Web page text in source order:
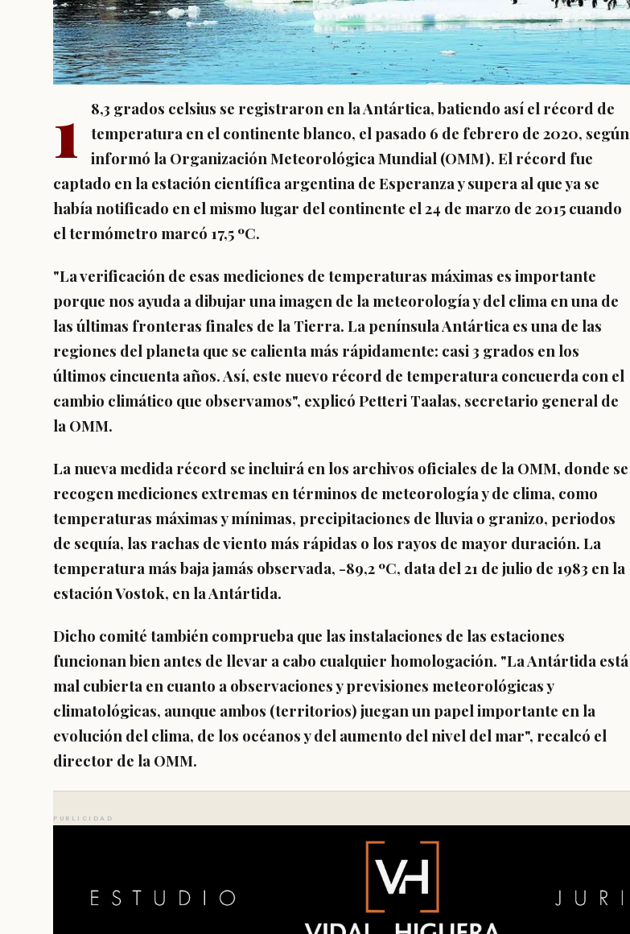
1
8,3 grados celsius se registraron en la Antártica, batiendo así el récord de
temperatura en el continente blanco, el pasado 6 de febrero de 2020, según
informó la Organización Meteorológica Mundial (OMM). El récord fue
captado en la estación científica argentina de Esperanza y supera al que ya se
había notificado en el mismo lugar del continente el 24 de marzo de 2015 cuando
el termómetro marcó 17,5 ºC.
"La verificación de esas mediciones de temperaturas máximas es importante
porque nos ayuda a dibujar una imagen de la meteorología y del clima en una de
las últimas fronteras finales de la Tierra. La península Antártica es una de las
regiones del planeta que se calienta más rápidamente: casi 3 grados en los
últimos cincuenta años. Así, este nuevo récord de temperatura concuerda con el
cambio climático que observamos", explicó Petteri Taalas, secretario general de
la OMM.
La nueva medida récord se incluirá en los archivos oficiales de la OMM, donde se
recogen mediciones extremas en términos de meteorología y de clima, como
temperaturas máximas y mínimas, precipitaciones de lluvia o granizo, periodos
de sequía, las rachas de viento más rápidas o los rayos de mayor duración. La
temperatura más baja jamás observada, -89,2 ºC, data del 21 de julio de 1983 en la
estación Vostok, en la Antártida.
Dicho comité también comprueba que las instalaciones de las estaciones
funcionan bien antes de llevar a cabo cualquier homologación. "La Antártida está
mal cubierta en cuanto a observaciones y previsiones meteorológicas y
climatológicas, aunque ambos (territorios) juegan un papel importante en la
evolución del clima, de los océanos y del aumento del nivel del mar", recalcó el
director de la OMM.
PUBLICIDAD